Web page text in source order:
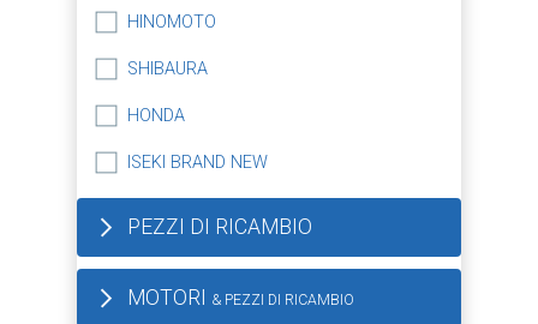
HINOMOTO
SHIBAURA
HONDA
ISEKI BRAND NEW
PEZZI DI RICAMBIO
MOTORI & PEZZI DI RICAMBIO